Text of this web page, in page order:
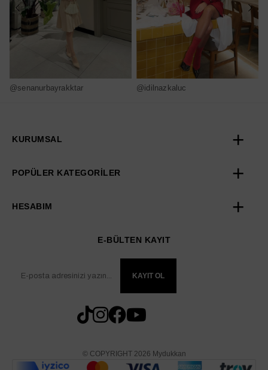
@senanurbayrakktar @idilnazkaluc
KURUMSAL
POPÜLER KATEGORİLER
HESABIM
E-BÜLTEN KAYIT
KAYIT OL
© COPYRIGHT 2026 Mydukkan